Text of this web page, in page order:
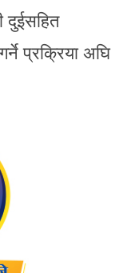
दुईसहित
प्रक्रिया अघि